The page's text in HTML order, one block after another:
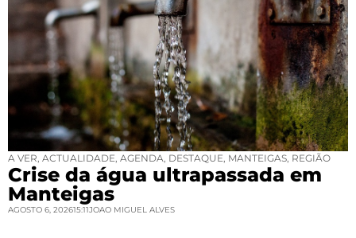
A VER ACTUALIDADE AGENDA DESTAQUE MANTEIGAS REGIÃO
Crise da água ultrapassada em
Manteigas
AGOSTO 6, 202615:11JOAO MIGUEL ALVES